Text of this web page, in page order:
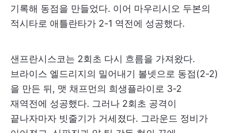
기록해 동점을 만들었다. 이어 마우리시오 두본의
적시타로 애틀란타가 2-1 역전에 성공했다.
샌프란시스코는 2회초 다시 흐름을 가져왔다.
브라이스 엘드리지의 밀어내기 볼넷으로 동점(2-2)
을 만든 뒤, 맷 채프먼의 희생플라이로 3-2
재역전에 성공했다. 그러나 2회초 공격이
끝나자마자 빗줄기가 거세졌다. 그라운드 정비가